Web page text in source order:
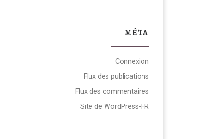
MÉTA
Connexion
Flux des publications
Flux des commentaires
Site de WordPress-FR